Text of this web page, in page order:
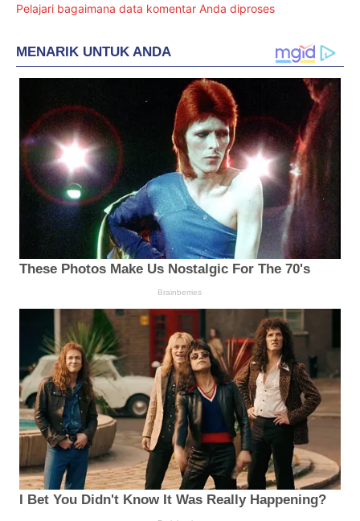
Pelajari bagaimana data komentar Anda diproses